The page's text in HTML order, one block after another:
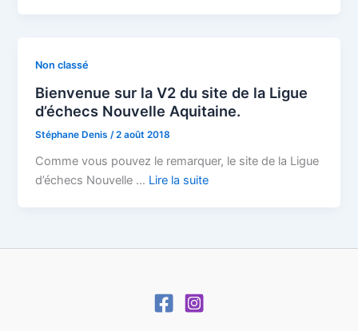
Non classé
Bienvenue sur la V2 du site de la Ligue
d’échecs Nouvelle Aquitaine.
Stéphane Denis/2 août 2018
Comme vous pouvez le remarquer, le site de la Ligue
d’échecs Nouvelle … Lire la suite